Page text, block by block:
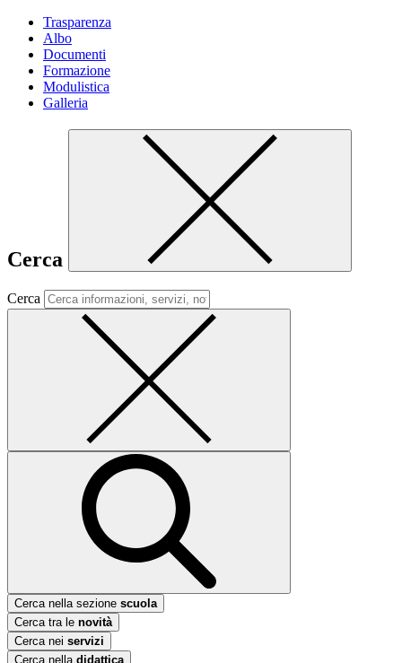
Trasparenza
Albo
Documenti
Formazione
Modulistica
Galleria
Cerca
Cerca
Cerca nella sezione scuola
Cerca tra le novità
Cerca nei servizi
Cerca nella didattica